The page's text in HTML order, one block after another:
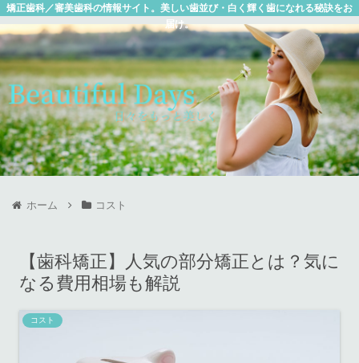
矯正歯科／審美歯科の情報サイト。美しい歯並び・白く輝く歯になれる秘訣をお
届け。
ホーム コスト
【歯科矯正】人気の部分矯正とは？気に
なる費用相場も解説
コスト